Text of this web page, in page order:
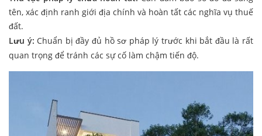
tên, xác định ranh giới địa chính và hoàn tất các nghĩa vụ thuế
đất.
Lưu ý: Chuẩn bị đầy đủ hồ sơ pháp lý trước khi bắt đầu là rất
quan trọng để tránh các sự cố làm chậm tiến độ.